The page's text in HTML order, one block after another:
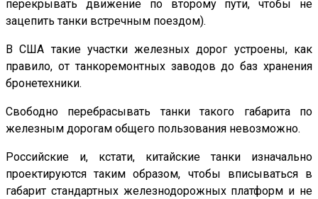
перекрывать движение по второму пути, чтобы не
зацепить танки встречным поездом).
В США такие участки железных дорог устроены, как
правило, от танкоремонтных заводов до баз хранения
бронетехники.
Свободно перебрасывать танки такого габарита по
железным дорогам общего пользования невозможно.
Российские и, кстати, китайские танки изначально
проектируются таким образом, чтобы вписываться в
габарит стандартных железнодорожных платформ и не